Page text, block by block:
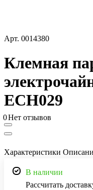
Арт. 0014380
Клемная
ECH029
0Нет отзывов
Характеристики
В наличии
Рассчитать